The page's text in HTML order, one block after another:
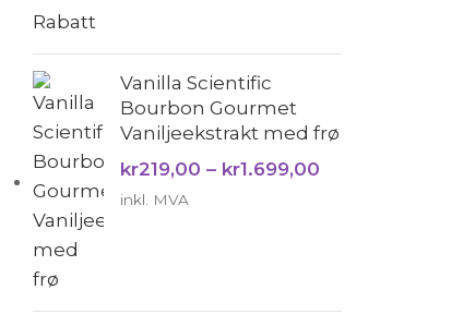
Vanilla Scientific
Bourbon Gourmet
Vaniljeekstrakt med frø
kr219,00 – kr1.699,00
inkl. MVA